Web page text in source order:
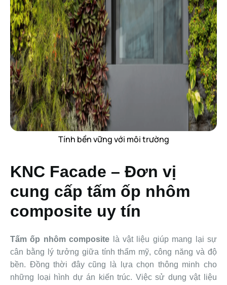
Tính bền vững với môi trường
KNC Facade – Đơn vị
cung cấp tấm ốp nhôm
composite uy tín
Tấm ốp nhôm composite là vật liệu giúp mang lại sự
cân bằng lý tưởng giữa tính thẩm mỹ, công năng và độ
bền. Đồng thời đây cũng là lựa chọn thông minh cho
những loại hình dự án kiến ​​trúc. Việc sử dụng vật liệu